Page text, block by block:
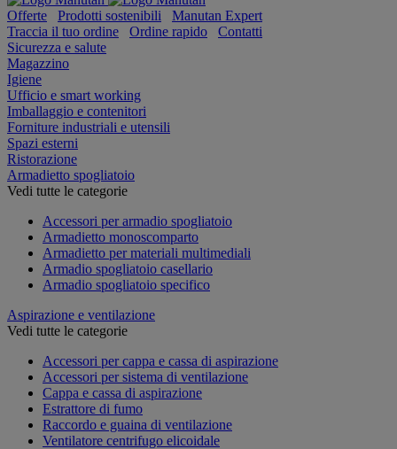
Offerte Prodotti sostenibili
Manutan Expert
Traccia il tuo ordine
Ordine rapido
Contatti
Sicurezza e salute
Magazzino
Igiene
Ufficio e smart working
Imballaggio e contenitori
Forniture industriali e utensili
Spazi esterni
Ristorazione
Armadietto spogliatoio
Vedi tutte le categorie
Accessori per armadio spogliatoio
Armadietto monoscomparto
Armadietto per materiali multimediali
Armadio spogliatoio casellario
Armadio spogliatoio specifico
Aspirazione e ventilazione
Vedi tutte le categorie
Accessori per cappa e cassa di aspirazione
Accessori per sistema di ventilazione
Cappa e cassa di aspirazione
Estrattore di fumo
Raccordo e guaina di ventilazione
Ventilatore centrifugo elicoidale